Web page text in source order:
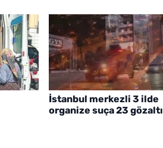
İstanbul merkezli 3 ilde
organize suça 23 gözaltı